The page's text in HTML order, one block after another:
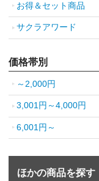
お得＆セット商品
サクラアワード
価格帯別
～2,000円
3,001円～4,000円
6,001円～
ほかの商品を探す